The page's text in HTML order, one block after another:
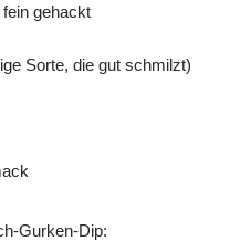
gehackt
Sorte, die gut schmilzt)
Gurken-Dip: